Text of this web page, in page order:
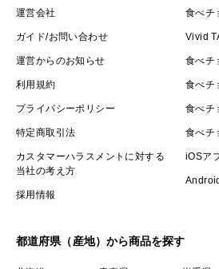
運営会社
ガイド/お問い合わせ
運営からのお知らせ
利用規約
プライバシーポリシー
特定商取引法
カスタマーハラスメントに対する
当社の考え方
採用情報
食べチ
Vivid
食べチ
食べチ
食べチ
食べチ
iOSア
都道府県（産地）から商品を探す